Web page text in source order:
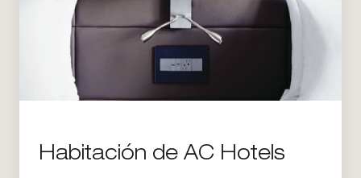
Habitación de AC Hotels